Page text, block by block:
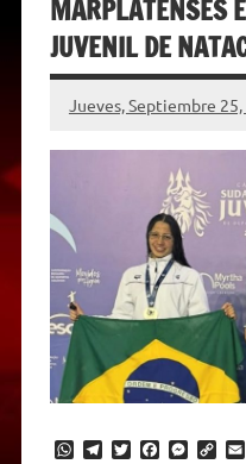
MARPLATENSES
JUVENIL DE
Jueves, Septiembre
W T
T
F
M C